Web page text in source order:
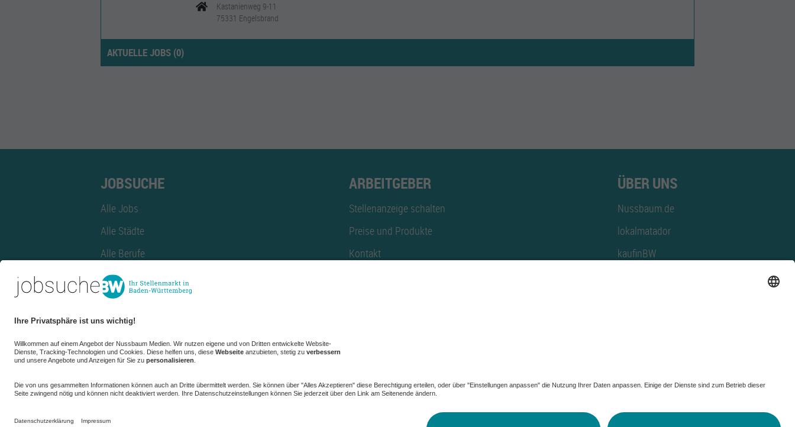
Kastanienweg 9-11
75331 Engelsbrand
AKTUELLE JOBS (0)
JOBSUCHE
Alle Jobs
Alle Städte
Alle Berufe
Alle Berufe nach Stadt
Alle Tätigkeitsbereiche
Alle Tätigkeitsbereiche nach Stadt
azubiBW.de
Minijobs
Firmenprofil
ARBEITGEBER
Stellenanzeige schalten
Preise und Produkte
Kontakt
ÜBER UNS
Nussbaum.de
lokalmatador
kaufinBW